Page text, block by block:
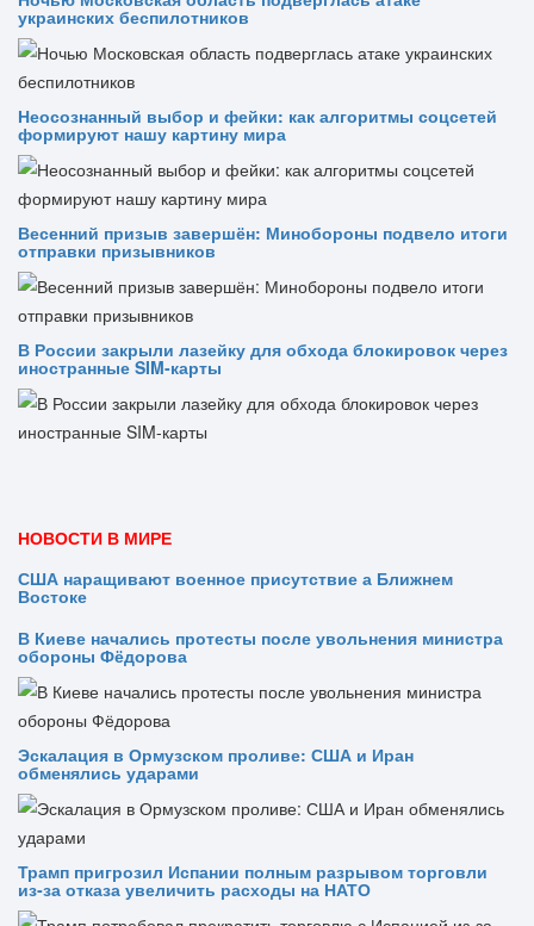
украинских беспилотников
Неосознанный выбор и фейки: как алгоритмы соцсетей
формируют нашу картину мира
Весенний призыв завершён: Минобороны подвело итоги
отправки призывников
В России закрыли лазейку для обхода блокировок через
иностранные SIM-карты
НОВОСТИ В МИРЕ
США наращивают военное присутствие а Ближнем
Востоке
В Киеве начались протесты после увольнения министра
обороны Фёдорова
Эскалация в Ормузском проливе: США и Иран
обменялись ударами
Трамп пригрозил Испании полным разрывом торговли
из‑за отказа увеличить расходы на НАТО